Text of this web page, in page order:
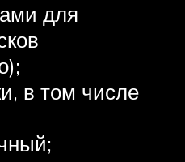
для
в том числе